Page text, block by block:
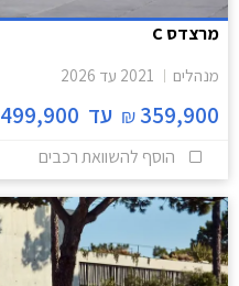
מרצדס C
מנהלים 2021 עד 2026
359,900
₪ עד 499,900
הוסף להשוואת רכבים